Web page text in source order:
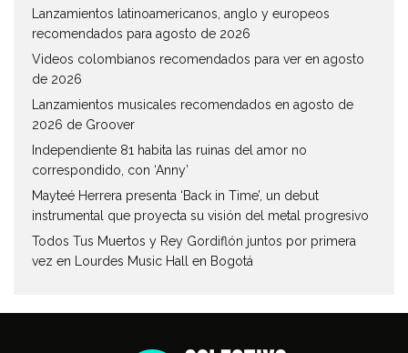
Lanzamientos latinoamericanos, anglo y europeos
recomendados para agosto de 2026
Videos colombianos recomendados para ver en agosto
de 2026
Lanzamientos musicales recomendados en agosto de
2026 de Groover
Independiente 81 habita las ruinas del amor no
correspondido, con ‘Anny’
Mayteé Herrera presenta ‘Back in Time’, un debut
instrumental que proyecta su visión del metal progresivo
Todos Tus Muertos y Rey Gordiflón juntos por primera
vez en Lourdes Music Hall en Bogotá